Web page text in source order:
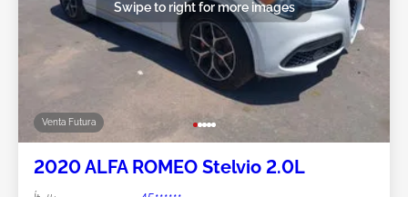
Venta Futura
Swipe to right for more images
2020 ALFA ROMEO Stelvio 2.0L